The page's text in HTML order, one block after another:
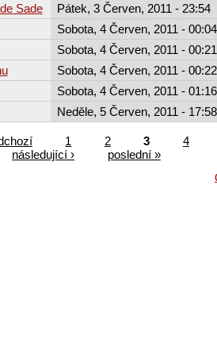
Sade
Pátek, 3 Červen, 2011 - 23:54
Sobota, 4 Červen, 2011 - 00:04
Sobota, 4 Červen, 2011 - 00:21
Sobota, 4 Červen, 2011 - 00:22
Sobota, 4 Červen, 2011 - 01:16
Neděle, 5 Červen, 2011 - 17:58
1 2 3
4
následující ›
poslední »